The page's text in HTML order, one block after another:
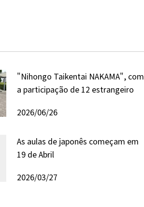
"Nihongo Taikentai NAKAMA", com
a participação de 12 estrangeiro
2026/06/26
As aulas de japonês começam em
19 de Abril
2026/03/27